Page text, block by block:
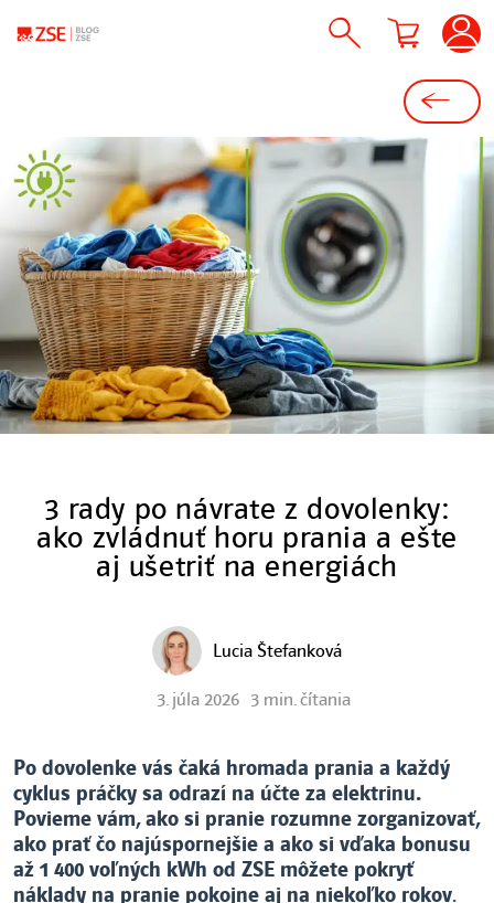
3 rady po návrate z dovolenky:
ako zvládnuť horu prania a ešte
aj ušetriť na energiách
Lucia Štefanková
3. júla 2026 3 min. čítania
Po dovolenke vás čaká hromada prania a každý
cyklus práčky sa odrazí na účte za elektrinu.
Povieme vám, ako si pranie rozumne zorganizovať,
ako prať čo najúspornejšie a ako si vďaka bonusu
až 1 400 voľných kWh od ZSE môžete pokryť
náklady na pranie pokojne aj na niekoľko rokov.